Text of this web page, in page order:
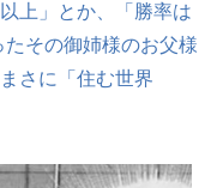
上」とか、「勝率は
その御姉様のお父様
さに「住む世界